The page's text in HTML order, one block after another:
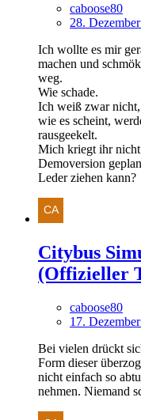
caboose80
28.
Ich wollte es mir
machen und
weg.
Wie schade.
Ich weiß zwar
wie es scheint,
rausgeekelt.
Mich kriegt ihr
Demoversion
Leder ziehen kann?
Citybus
(Offizieller
caboose80
17.
Bei vielen drückt
Form dieser
nicht einfach so
nehmen. Niemand